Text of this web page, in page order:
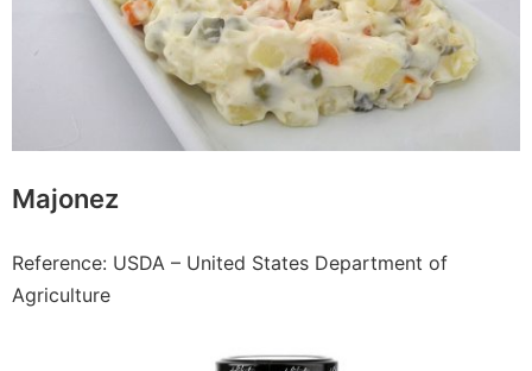
Majonez
Reference: USDA – United States Department of
Agriculture